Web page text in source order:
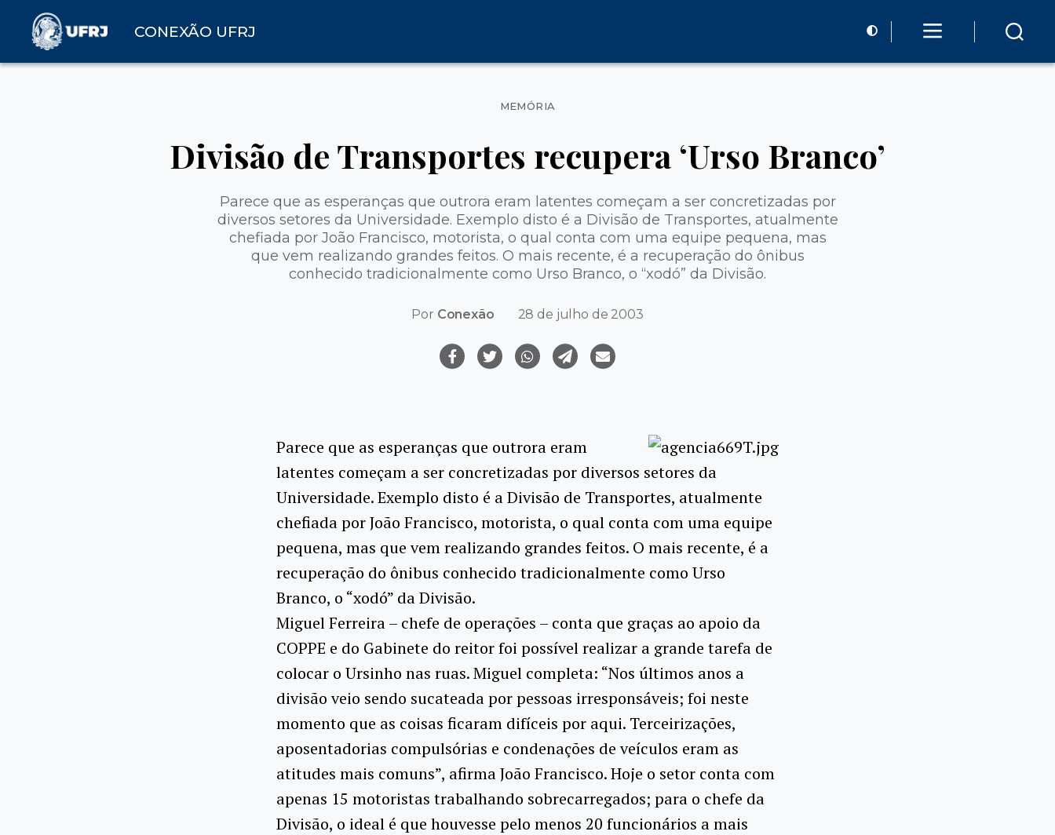
CONEXÃO UFRJ
Categorias
MEMÓRIA
Divisão de Transportes recupera ‘Urso Branco’
Parece que as esperanças que outrora eram latentes começam a ser concretizadas por
diversos setores da Universidade. Exemplo disto é a Divisão de Transportes, atualmente
chefiada por João Francisco, motorista, o qual conta com uma equipe pequena, mas
que vem realizando grandes feitos. O mais recente, é a recuperação do ônibus
conhecido tradicionalmente como Urso Branco, o “xodó” da Divisão.
Por Conexão 28 de julho de 2003
Parece que as esperanças que outrora eram
latentes começam a ser concretizadas por diversos setores da
Universidade. Exemplo disto é a Divisão de Transportes, atualmente
chefiada por João Francisco, motorista, o qual conta com uma equipe
pequena, mas que vem realizando grandes feitos. O mais recente, é a
recuperação do ônibus conhecido tradicionalmente como Urso
Branco, o “xodó” da Divisão.
Miguel Ferreira – chefe de operações – conta que graças ao apoio da
COPPE e do Gabinete do reitor foi possível realizar a grande tarefa de
colocar o Ursinho nas ruas. Miguel completa: “Nos últimos anos a
divisão veio sendo sucateada por pessoas irresponsáveis; foi neste
momento que as coisas ficaram difíceis por aqui. Terceirizações,
aposentadorias compulsórias e condenações de veículos eram as
atitudes mais comuns”, afirma João Francisco. Hoje o setor conta com
apenas 15 motoristas trabalhando sobrecarregados; para o chefe da
Divisão, o ideal é que houvesse pelo menos 20 funcionários a mais